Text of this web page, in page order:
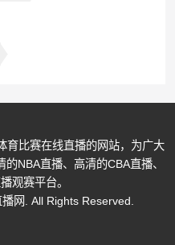
育比赛在线直播的网站，为广大
NBA直播、高清的CBA直播、
观赛平台。
网. All Rights Reserved.